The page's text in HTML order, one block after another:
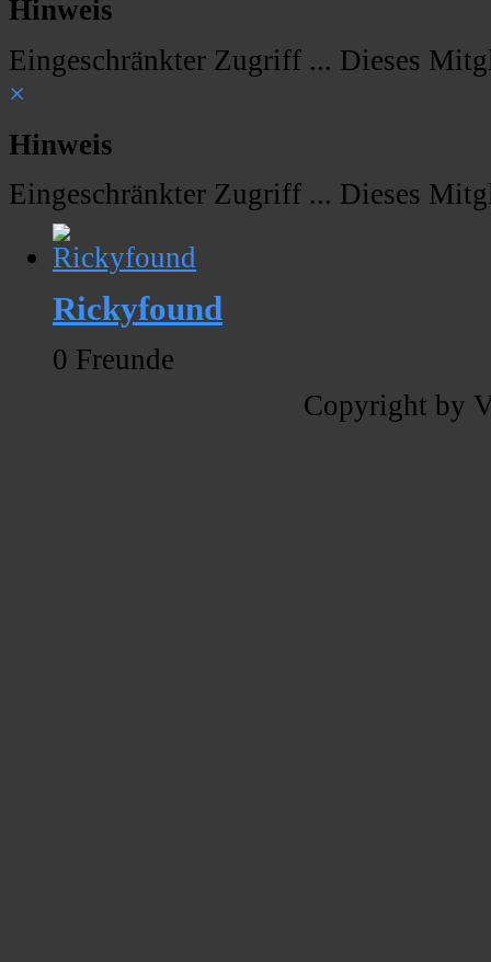
Hinweis
Eingeschränkter Zugriff ... Dieses
×
Hinweis
Eingeschränkter Zugriff ... Dieses
Rickyfound
0 Freunde
Copyright by